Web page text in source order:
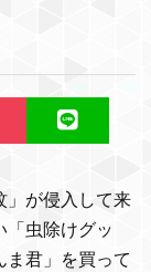
」が侵入して来
「虫除けグッ
君」を買って